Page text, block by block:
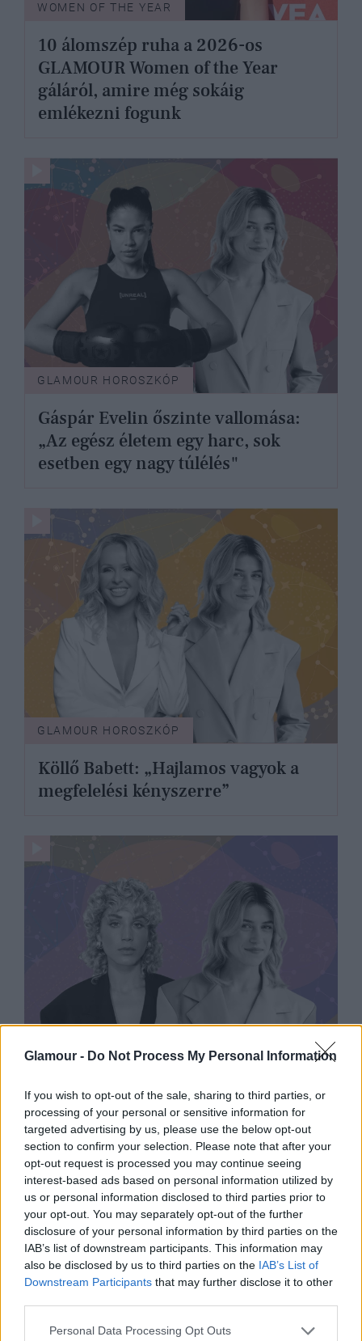
Glamour - Do Not Process My Personal Information
If you wish to opt-out of the sale, sharing to third parties, or
processing of your personal or sensitive information for
targeted advertising by us, please use the below opt-out
section to confirm your selection. Please note that after your
opt-out request is processed you may continue seeing
interest-based ads based on personal information utilized by
us or personal information disclosed to third parties prior to
your opt-out. You may separately opt-out of the further
disclosure of your personal information by third parties on the
IAB’s list of downstream participants. This information may
also be disclosed by us to third parties on the IAB’s List of
Downstream Participants that may further disclose it to other
Please note that this website/app uses one or more Google
Personal Data Processing Opt Outs
WOMEN OF THE YEAR
10 álomszép ruha a 2026-os
GLAMOUR Women of the Year
gáláról, amire még sokáig
emlékezni fogunk
GLAMOUR HOROSZKÓP
Gáspár Evelin őszinte vallomása:
„Az egész életem egy harc, sok
esetben egy nagy túlélés"
GLAMOUR HOROSZKÓP
Köllő Babett: „Hajlamos vagyok a
megfelelési kényszerre”
GLAMOUR HOROSZKÓP
Nyári Dia: „Amikor a fiammal
vagyok, az szent és sérthetetlen"-
Nézd meg a GLAMOUR Asztro
podcast legújabb részét!